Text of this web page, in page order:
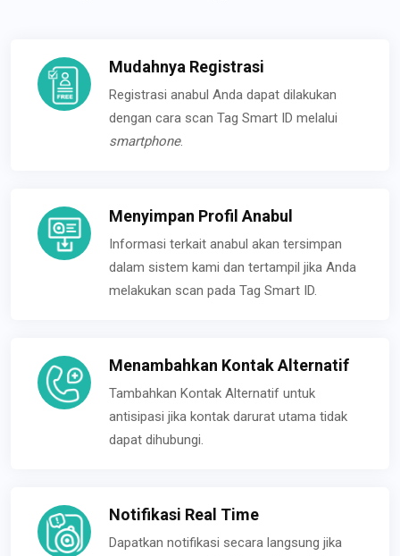
Mudahnya Registrasi
Registrasi anabul Anda dapat dilakukan
dengan cara scan Tag Smart ID melalui
smartphone.
Menyimpan Profil Anabul
Informasi terkait anabul akan tersimpan
dalam sistem kami dan tertampil jika Anda
melakukan scan pada Tag Smart ID.
Menambahkan Kontak Alternatif
Tambahkan Kontak Alternatif untuk
antisipasi jika kontak darurat utama tidak
dapat dihubungi.
Notifikasi Real Time
Dapatkan notifikasi secara langsung jika